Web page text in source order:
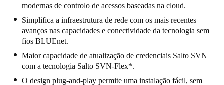
Germany
Deutsch
Switzerland
DeutschFrançaisItaliano
modernas de controlo de acessos baseadas na cloud.
Simplifica a infraestrutura de rede com os mais recentes
avanços nas capacidades e conectividade da tecnologia sem
fios BLUEnet.
Maior capacidade de atualização de credenciais Salto SVN
com a tecnologia Salto SVN-Flex*.
O design plug-and-play permite uma instalação fácil, sem